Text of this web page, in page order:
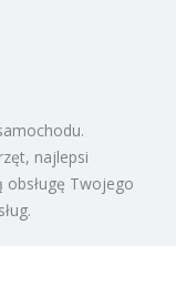
najlepsi
Twojego